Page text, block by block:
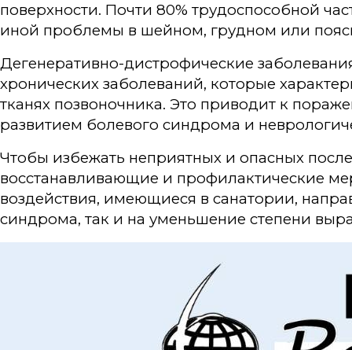
поверхности. Почти 80% трудоспособной
иной проблемы в шейном, грудном или
Дегенеративно-дистрофические
хронических заболеваний, которые
тканях позвоночника. Это приводит к
развитием болевого синдрома и
Чтобы избежать неприятных и опасных
восстанавливающие и профилактические
воздействия, имеющиеся в санатории,
синдрома, так и на уменьшение степени